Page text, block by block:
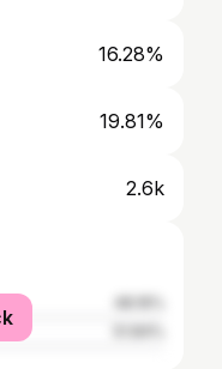
16.28%
19.81%
2.6k